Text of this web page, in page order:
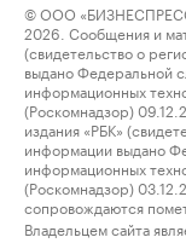
© ООО
2026. Сообщения и
(свидетельство о
выдано Федеральной
информационных
(Роскомнадзор)
издания «РБК»
информации выдано
информационных
(Роскомнадзор)
сопровождаются
Владельцем сайта